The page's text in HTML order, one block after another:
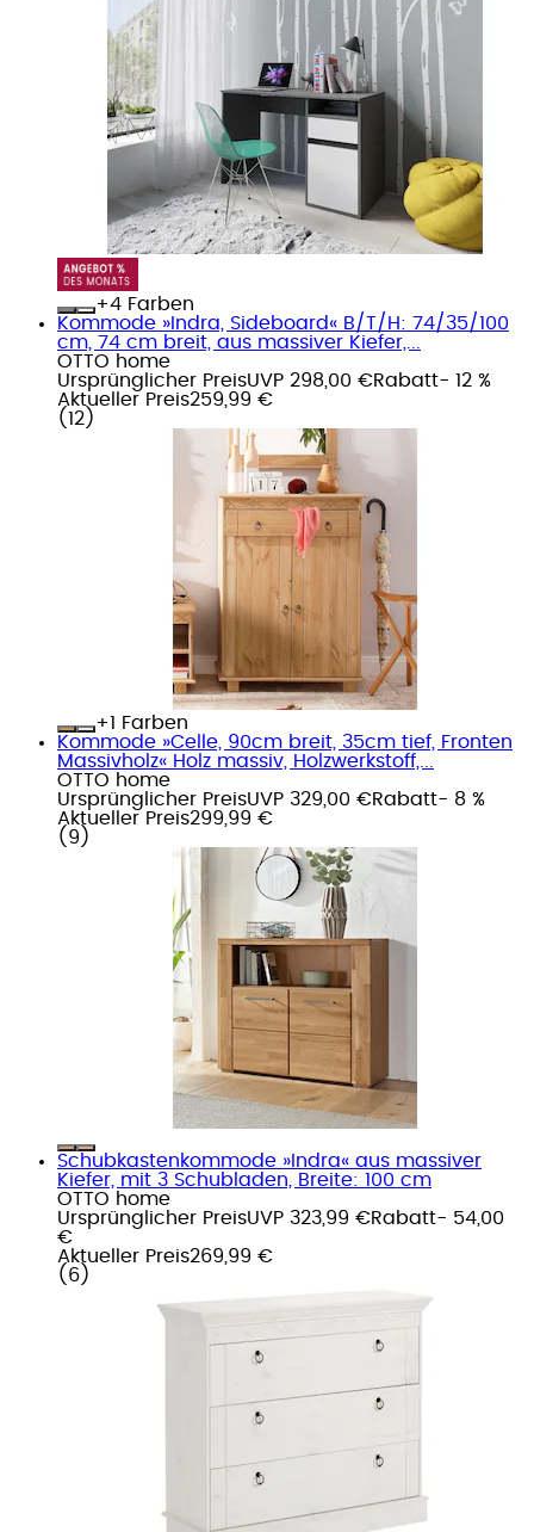
+
Farben
Kommode »Indra, Sideboard« B/T/H: 74/35/100
cm, 74 cm breit, aus massiver Kiefer,...
OTTO home
Ursprünglicher PreisUVP 298,00 €Rabatt- 12 %
Aktueller Preis259,99 €
( 12 )
+
Farben
Kommode »Celle, 90cm breit, 35cm tief, Fronten
Massivholz« Holz massiv, Holzwerkstoff,...
OTTO home
Ursprünglicher PreisUVP 329,00 €Rabatt- 8 %
Aktueller Preis299,99 €
( 9 )
Schubkastenkommode »Indra« aus massiver
Kiefer, mit 3 Schubladen, Breite: 100 cm
OTTO home
Ursprünglicher PreisUVP 323,99 €Rabatt- 54,00
€
Aktueller Preis269,99 €
( 6 )